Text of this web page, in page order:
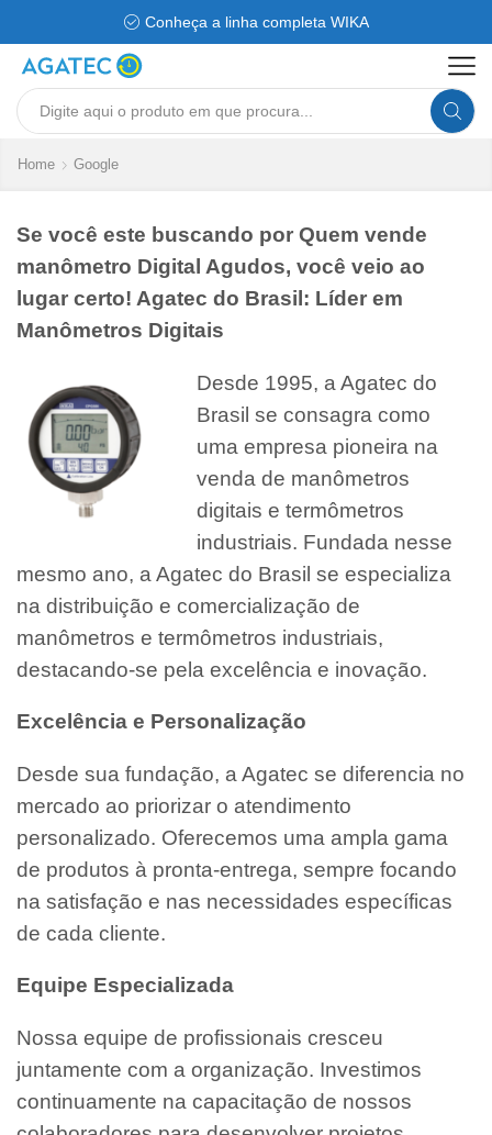
Conheça a linha completa WIKA
Search
Home Google
Se você este buscando por Quem vende
manômetro Digital Agudos, você veio ao
lugar certo! Agatec do Brasil: Líder em
Manômetros Digitais
Desde 1995, a Agatec do
Brasil se consagra como
uma empresa pioneira na
venda de manômetros
digitais e termômetros
industriais. Fundada nesse
mesmo ano, a Agatec do Brasil se especializa
na distribuição e comercialização de
manômetros e termômetros industriais,
destacando-se pela excelência e inovação.
Excelência e Personalização
Desde sua fundação, a Agatec se diferencia no
mercado ao priorizar o atendimento
personalizado. Oferecemos uma ampla gama
de produtos à pronta-entrega, sempre focando
na satisfação e nas necessidades específicas
de cada cliente.
Equipe Especializada
Nossa equipe de profissionais cresceu
juntamente com a organização. Investimos
continuamente na capacitação de nossos